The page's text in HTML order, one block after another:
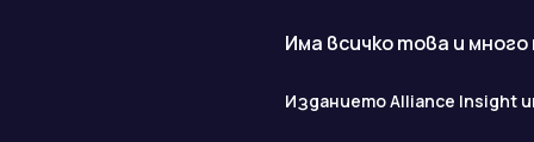
Има всичко това и
Изданието Alliance Insight